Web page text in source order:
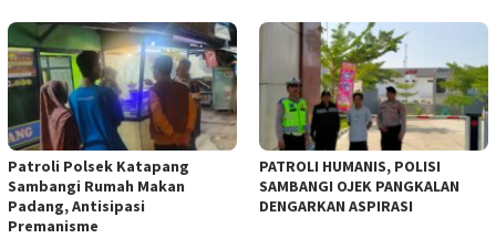
‎Patroli Polsek Katapang
Sambangi Rumah Makan
Padang, Antisipasi
Premanisme
‎PATROLI HUMANIS, POLISI
SAMBANGI OJEK PANGKALAN
DENGARKAN ASPIRASI